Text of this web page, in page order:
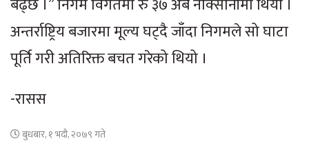
बढ्छ ।” निगम विगतमा रु ३७ अर्ब नोक्सानीमा थियो ।
अन्तर्राष्ट्रिय बजारमा मूल्य घट्दै जाँदा निगमले सो घाटा
पूर्ति गरी अतिरिक्त बचत गरेको थियो ।
-रासस
बुधबार, १ भदौ, २०७९ गते